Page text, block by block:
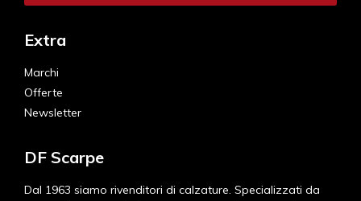
Extra
Marchi
Offerte
Newsletter
DF Scarpe
Dal 1963 siamo rivenditori di calzature. Specializzati da